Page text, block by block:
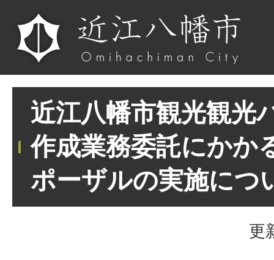
近江八幡市観光観光
作成業務委託にかか
ポーザルの実施につ
更